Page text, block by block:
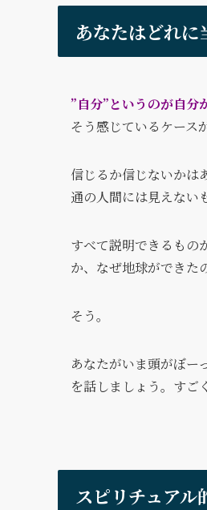
あなたはどれ
”自分”というのが自分
そう感じているケース
信じるか信じないかは
通の人間には見えない
すべて説明できるもの
か、なぜ地球ができた
そう。
あなたがいま頭がぼー
を話しましょう。すご
スピリチュア